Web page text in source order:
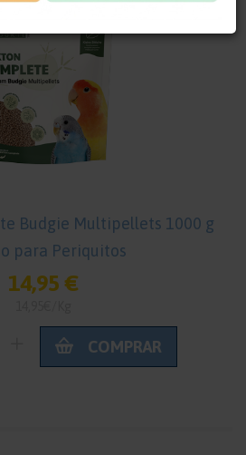
Budgie Multipellets 1000 g
para Periquitos
14,95 €
COMPRAR